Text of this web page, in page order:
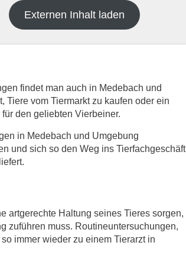
.
Externen Inhalt laden
findet man auch in Medebach und
Tiere vom Tiermarkt zu kaufen oder ein
den geliebten Vierbeiner.
in Medebach und Umgebung
und sich so den Weg ins Tierfachgeschäft
artgerechte Haltung seines Tieres sorgen,
zuführen muss. Routineuntersuchungen,
immer wieder zu einem Tierarzt in